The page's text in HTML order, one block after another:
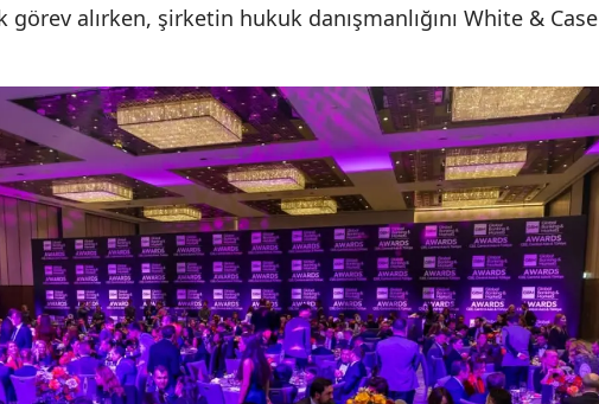
alırken, şirketin hukuk danışmanlığını White & Case